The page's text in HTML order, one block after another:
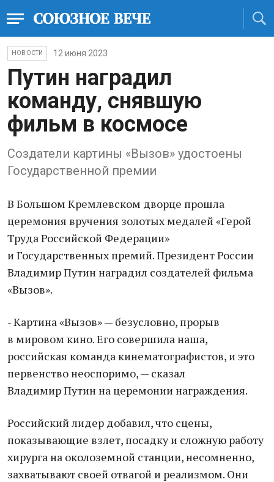
НОВОСТИ 12 июня 2023
Путин наградил
команду, снявшую
фильм в космосе
Создатели картины «Вызов» удостоены
Государственной премии
В Большом Кремлевском дворце прошла
церемония вручения золотых медалей «Герой
Труда Российской Федерации»
и Государственных премий. Президент России
Владимир Путин наградил создателей фильма
«Вызов».
- Картина «Вызов» — безусловно, прорыв
в мировом кино. Его совершила наша,
российская команда кинематографистов, и это
первенство неоспоримо, — сказал
Владимир Путин на церемонии награждения.
Российский лидер добавил, что сцены,
показывающие взлет, посадку и сложную работу
хирурга на околоземной станции, несомненно,
захватывают своей отвагой и реализмом. Они